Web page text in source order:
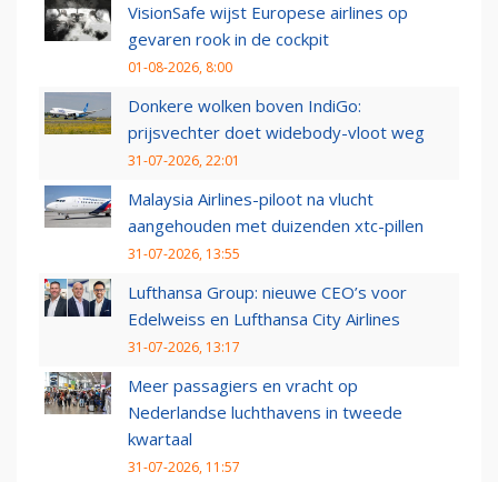
VisionSafe wijst Europese airlines op
gevaren rook in de cockpit
01-08-2026, 8:00
Donkere wolken boven IndiGo:
prijsvechter doet widebody-vloot weg
31-07-2026, 22:01
Malaysia Airlines-piloot na vlucht
aangehouden met duizenden xtc-pillen
31-07-2026, 13:55
Lufthansa Group: nieuwe CEO’s voor
Edelweiss en Lufthansa City Airlines
31-07-2026, 13:17
Meer passagiers en vracht op
Nederlandse luchthavens in tweede
kwartaal
31-07-2026, 11:57